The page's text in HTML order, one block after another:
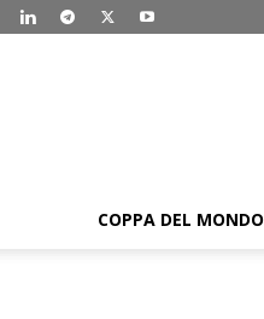
COPPA DEL MONDO